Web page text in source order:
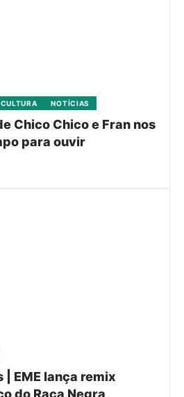
CULTURA NOTÍCIAS
Chico Chico e Fran nos
para ouvir
| EME lança remix
do Raça Negra